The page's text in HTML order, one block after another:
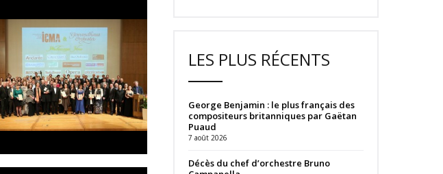
LES PLUS RÉCENTS
George Benjamin : le plus français des
compositeurs britanniques par Gaëtan
Puaud
7 août 2026
Décès du chef d’orchestre Bruno